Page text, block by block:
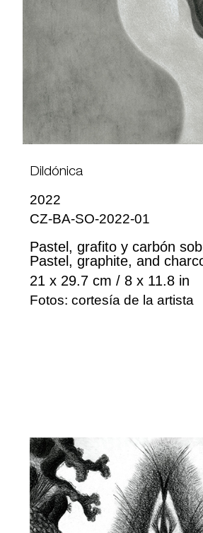
Dildónica
2022
CZ-BA-SO-2022-01
Pastel, grafito y carbón
Pastel, graphite, and
21 x 29.7 cm / 8 x 11.8 in
Fotos: cortesía de la artista